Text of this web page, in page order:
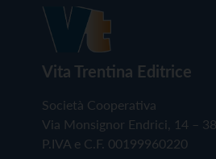
Vita Trentina Editrice
Società Cooperativa
Via Monsignor Endrici, 14 –
P.IVA e C.F. 00199960220